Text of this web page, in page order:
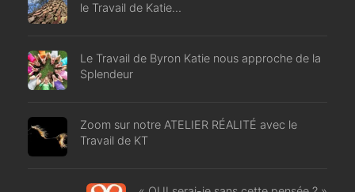
le Travail de Katie…
Le Travail de Byron Katie nous approche de la
Splendeur
Zoom sur notre ATELIER RÉALITÉ avec le
Travail de KT